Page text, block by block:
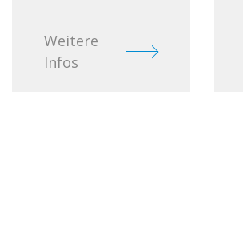
Weitere
Infos